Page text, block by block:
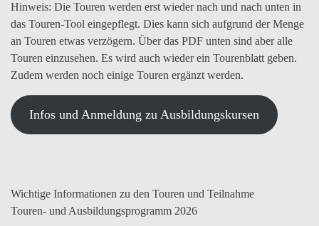
Hinweis: Die Touren werden erst wieder nach und nach unten in
das Touren-Tool eingepflegt. Dies kann sich aufgrund der Menge
an Touren etwas verzögern. Über das PDF unten sind aber alle
Touren einzusehen. Es wird auch wieder ein Tourenblatt geben.
Zudem werden noch einige Touren ergänzt werden.
Infos und Anmeldung zu Ausbildungskursen
Wichtige Informationen zu den Touren und Teilnahme
Touren- und Ausbildungsprogramm 2026